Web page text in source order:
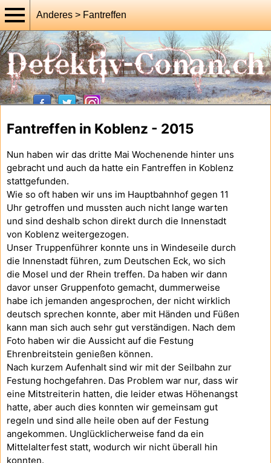
Anderes > Fantreffen
Fantreffen in Koblenz - 2015
Nun haben wir das dritte Mai Wochenende hinter uns
gebracht und auch da hatte ein Fantreffen in Koblenz
stattgefunden.
Wie so oft haben wir uns im Hauptbahnhof gegen 11
Uhr getroffen und mussten auch nicht lange warten
und sind deshalb schon direkt durch die Innenstadt
von Koblenz weitergezogen.
Unser Truppenführer konnte uns in Windeseile durch
die Innenstadt führen, zum Deutschen Eck, wo sich
die Mosel und der Rhein treffen. Da haben wir dann
davor unser Gruppenfoto gemacht, dummerweise
habe ich jemanden angesprochen, der nicht wirklich
deutsch sprechen konnte, aber mit Händen und Füßen
kann man sich auch sehr gut verständigen. Nach dem
Foto haben wir die Aussicht auf die Festung
Ehrenbreitstein genießen können.
Nach kurzem Aufenhalt sind wir mit der Seilbahn zur
Festung hochgefahren. Das Problem war nur, dass wir
eine Mitstreiterin hatten, die leider etwas Höhenangst
hatte, aber auch dies konnten wir gemeinsam gut
regeln und sind alle heile oben auf der Festung
angekommen. Unglücklicherweise fand da ein
Mittelalterfest statt, wodurch wir nicht überall hin
konnten.